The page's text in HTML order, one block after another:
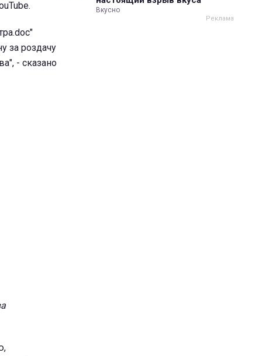
за роздачу
- сказано
Вкусно